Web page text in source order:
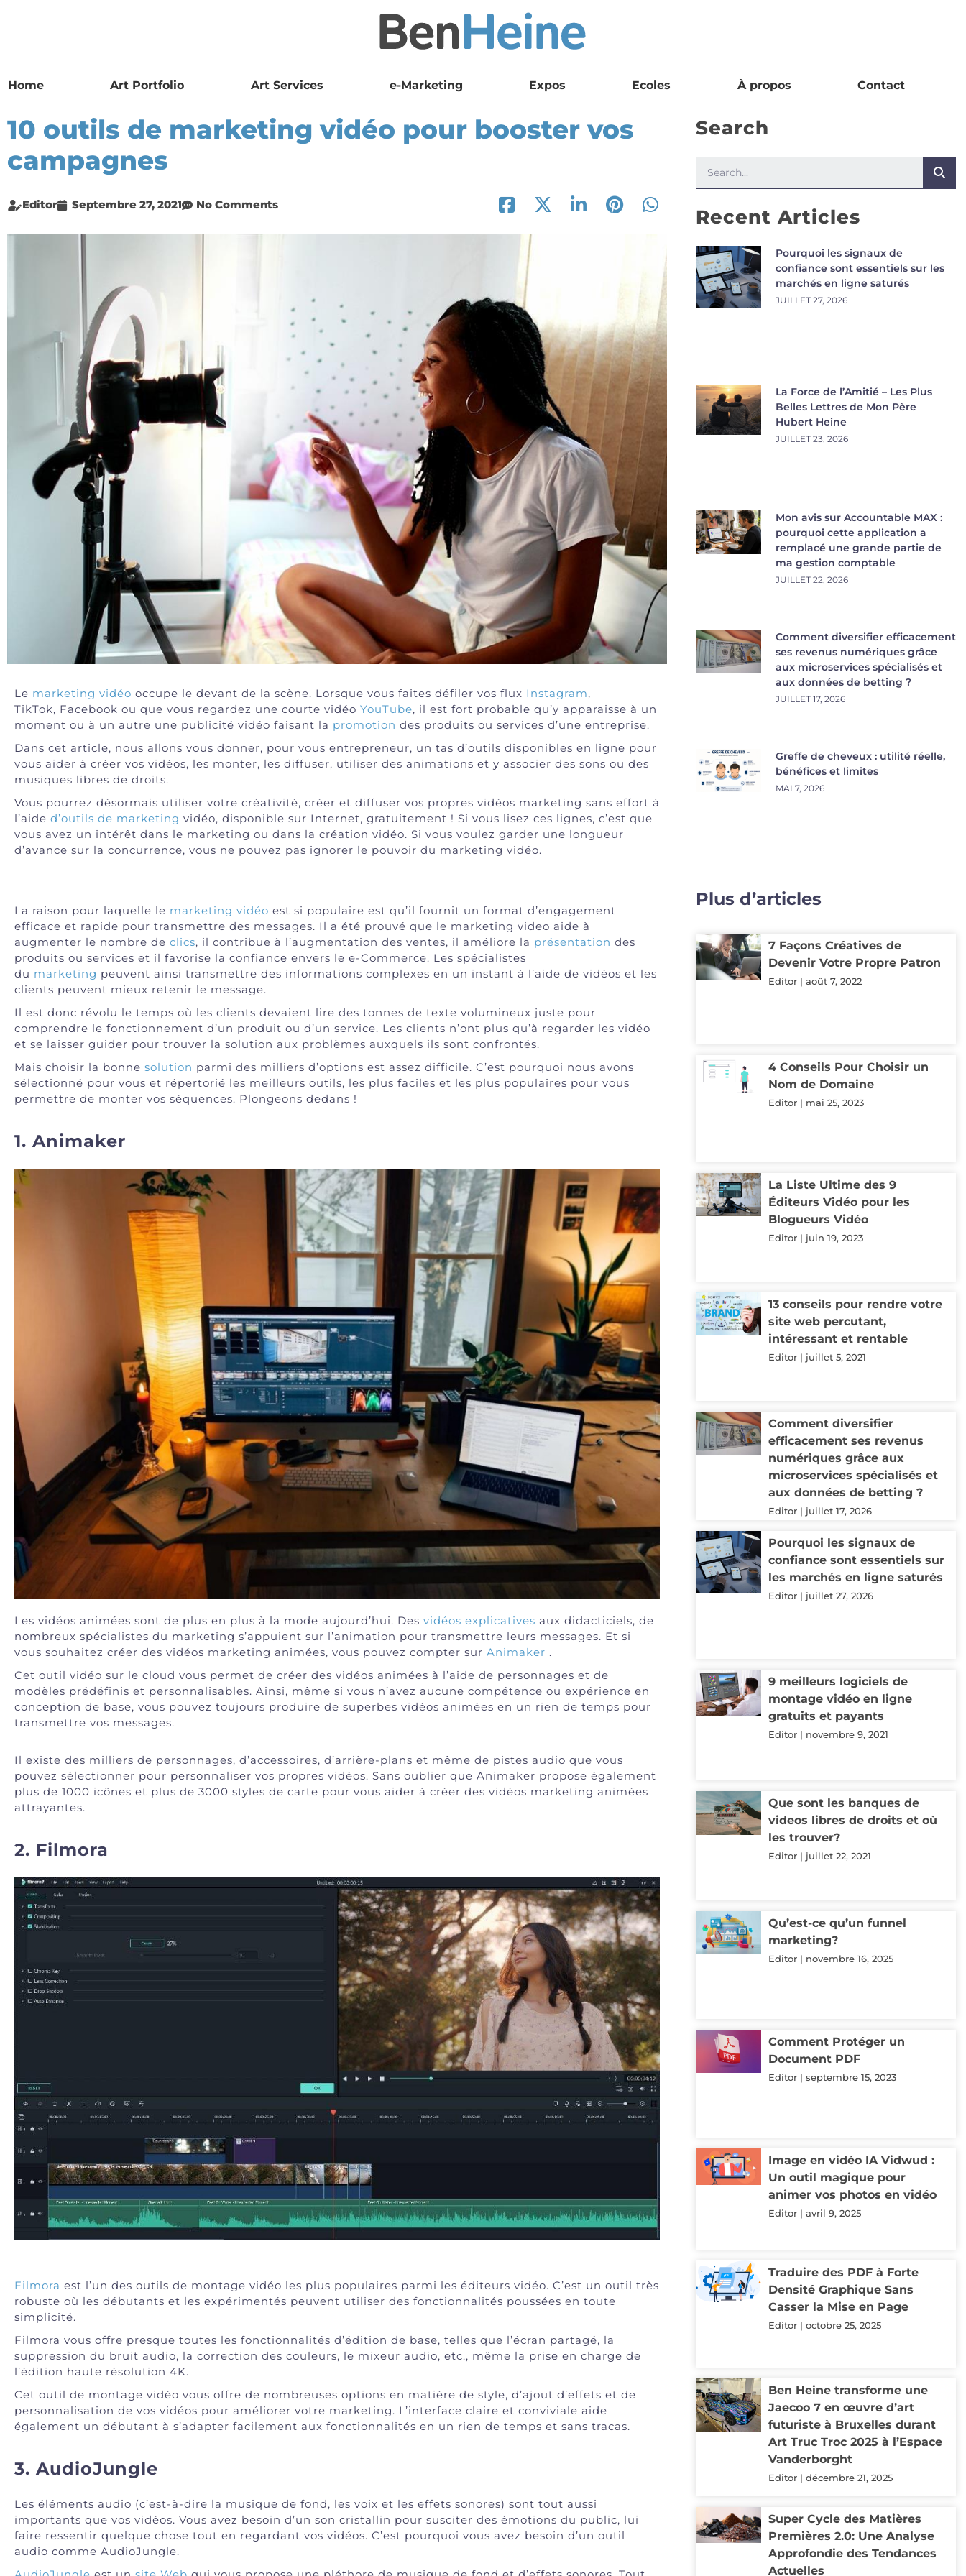
Home Art Portfolio Art Services e-Marketing Expos Ecoles À propos Contact
10 outils de marketing vidéo pour booster vos
campagnes
Editor Septembre 27, 2021 No Comments
Le marketing vidéo occupe le devant de la scène. Lorsque vous faites défiler vos flux Instagram,
TikTok, Facebook ou que vous regardez une courte vidéo YouTube, il est fort probable qu’y apparaisse à un
moment ou à un autre une publicité vidéo faisant la promotion des produits ou services d’une entreprise.
Dans cet article, nous allons vous donner, pour vous entrepreneur, un tas d’outils disponibles en ligne pour
vous aider à créer vos vidéos, les monter, les diffuser, utiliser des animations et y associer des sons ou des
musiques libres de droits.
Vous pourrez désormais utiliser votre créativité, créer et diffuser vos propres vidéos marketing sans effort à
l’aide d’outils de marketing vidéo, disponible sur Internet, gratuitement ! Si vous lisez ces lignes, c’est que
vous avez un intérêt dans le marketing ou dans la création vidéo. Si vous voulez garder une longueur
d’avance sur la concurrence, vous ne pouvez pas ignorer le pouvoir du marketing vidéo.
La raison pour laquelle le marketing vidéo est si populaire est qu’il fournit un format d’engagement
efficace et rapide pour transmettre des messages. Il a été prouvé que le marketing video aide à
augmenter le nombre de clics, il contribue à l’augmentation des ventes, il améliore la présentation des
produits ou services et il favorise la confiance envers le e-Commerce. Les spécialistes
du marketing peuvent ainsi transmettre des informations complexes en un instant à l’aide de vidéos et les
clients peuvent mieux retenir le message.
Il est donc révolu le temps où les clients devaient lire des tonnes de texte volumineux juste pour
comprendre le fonctionnement d’un produit ou d’un service. Les clients n’ont plus qu’à regarder les vidéo
et se laisser guider pour trouver la solution aux problèmes auxquels ils sont confrontés.
Mais choisir la bonne solution parmi des milliers d’options est assez difficile. C’est pourquoi nous avons
sélectionné pour vous et répertorié les meilleurs outils, les plus faciles et les plus populaires pour vous
permettre de monter vos séquences. Plongeons dedans !
1. Animaker
Les vidéos animées sont de plus en plus à la mode aujourd’hui. Des vidéos explicatives aux didacticiels, de
nombreux spécialistes du marketing s’appuient sur l’animation pour transmettre leurs messages. Et si
vous souhaitez créer des vidéos marketing animées, vous pouvez compter sur Animaker .
Cet outil vidéo sur le cloud vous permet de créer des vidéos animées à l’aide de personnages et de
modèles prédéfinis et personnalisables. Ainsi, même si vous n’avez aucune compétence ou expérience en
conception de base, vous pouvez toujours produire de superbes vidéos animées en un rien de temps pour
transmettre vos messages.
Il existe des milliers de personnages, d’accessoires, d’arrière-plans et même de pistes audio que vous
pouvez sélectionner pour personnaliser vos propres vidéos. Sans oublier que Animaker propose également
plus de 1000 icônes et plus de 3000 styles de carte pour vous aider à créer des vidéos marketing animées
attrayantes.
2. Filmora
Filmora est l’un des outils de montage vidéo les plus populaires parmi les éditeurs vidéo. C’est un outil très
robuste où les débutants et les expérimentés peuvent utiliser des fonctionnalités poussées en toute
simplicité.
Filmora vous offre presque toutes les fonctionnalités d’édition de base, telles que l’écran partagé, la
suppression du bruit audio, la correction des couleurs, le mixeur audio, etc., même la prise en charge de
l’édition haute résolution 4K.
Cet outil de montage vidéo vous offre de nombreuses options en matière de style, d’ajout d’effets et de
personnalisation de vos vidéos pour améliorer votre marketing. L’interface claire et conviviale aide
également un débutant à s’adapter facilement aux fonctionnalités en un rien de temps et sans tracas.
3. AudioJungle
Les éléments audio (c’est-à-dire la musique de fond, les voix et les effets sonores) sont tout aussi
importants que vos vidéos. Vous avez besoin d’un son cristallin pour susciter des émotions du public, lui
faire ressentir quelque chose tout en regardant vos vidéos. C’est pourquoi vous avez besoin d’un outil
audio comme AudioJungle.
Search
Recent Articles
Pourquoi les signaux de
confiance sont essentiels sur les
marchés en ligne saturés
JUILLET 27, 2026
La Force de l’Amitié – Les Plus
Belles Lettres de Mon Père
Hubert Heine
JUILLET 23, 2026
Mon avis sur Accountable MAX :
pourquoi cette application a
remplacé une grande partie de
ma gestion comptable
JUILLET 22, 2026
Comment diversifier efficacement
ses revenus numériques grâce
aux microservices spécialisés et
aux données de betting ?
JUILLET 17, 2026
Greffe de cheveux : utilité réelle,
bénéfices et limites
MAI 7, 2026
Plus d’articles
7 Façons Créatives de
Devenir Votre Propre Patron
Editor août 7, 2022
4 Conseils Pour Choisir un
Nom de Domaine
Editor mai 25, 2023
La Liste Ultime des 9
Éditeurs Vidéo pour les
Blogueurs Vidéo
Editor juin 19, 2023
13 conseils pour rendre votre
site web percutant,
intéressant et rentable
Editor juillet 5, 2021
Comment diversifier
efficacement ses revenus
numériques grâce aux
microservices spécialisés et
aux données de betting ?
Editor juillet 17, 2026
Pourquoi les signaux de
confiance sont essentiels sur
les marchés en ligne saturés
Editor juillet 27, 2026
9 meilleurs logiciels de
montage vidéo en ligne
gratuits et payants
Editor novembre 9, 2021
Que sont les banques de
videos libres de droits et où
les trouver?
Editor juillet 22, 2021
Qu’est-ce qu’un funnel
marketing?
Editor novembre 16, 2025
Comment Protéger un
Document PDF
Editor septembre 15, 2023
Image en vidéo IA Vidwud :
Un outil magique pour
animer vos photos en vidéo
Editor avril 9, 2025
Traduire des PDF à Forte
Densité Graphique Sans
Casser la Mise en Page
Editor octobre 25, 2025
Ben Heine transforme une
Jaecoo 7 en œuvre d’art
futuriste à Bruxelles durant
Art Truc Troc 2025 à l’Espace
Vanderborght
Editor décembre 21, 2025
Super Cycle des Matières
Premières 2.0: Une Analyse
Approfondie des Tendances
Actuelles